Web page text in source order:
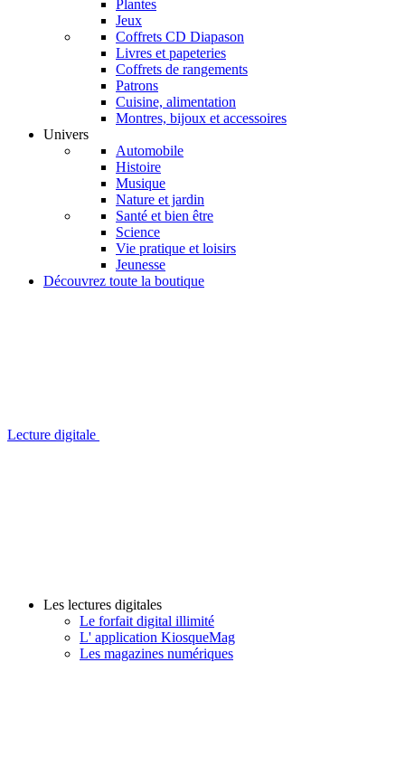
Plantes
Jeux
Coffrets CD Diapason
Livres et papeteries
Coffrets de rangements
Patrons
Cuisine, alimentation
Montres, bijoux et accessoires
Univers
Automobile
Histoire
Musique
Nature et jardin
Santé et bien être
Science
Vie pratique et loisirs
Jeunesse
Découvrez toute la boutique
Lecture digitale
Les lectures digitales
Le forfait digital illimité
L' application KiosqueMag
Les magazines numériques